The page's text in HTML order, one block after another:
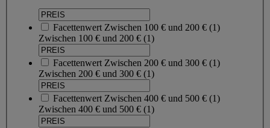
Facettenwert Zwischen 100 € und 200 € (1)
Zwischen 100 € und 200 € (1)
Facettenwert Zwischen 200 € und 300 € (1)
Zwischen 200 € und 300 € (1)
Facettenwert Zwischen 400 € und 500 € (1)
Zwischen 400 € und 500 € (1)